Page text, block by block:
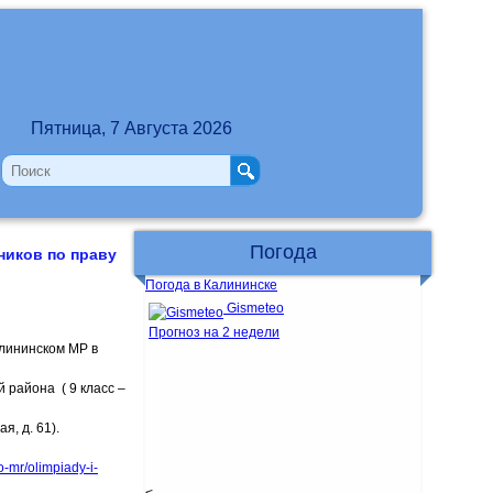
Пятница, 7 Августа 2026
по праву
МР в
района ( 9 класс –
д. 61).
mr/olimpiady-i-
Погода
Погода в Калининске
Gismeteo
Прогноз на 2 недели